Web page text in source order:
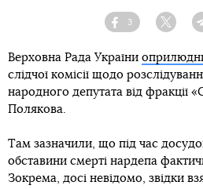
Facebook
3
Twitter
Верховна Рада України
слідчої комісії щодо
народного депутата від фракції
Полякова.
Там зазначили, що під час
обставини смерті нардепа
Зокрема, досі невідомо, звідки